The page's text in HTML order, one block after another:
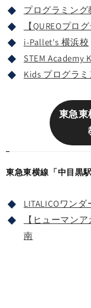
プログラミング
【QUREOプロ
i-Pallet's 横浜校
STEM Academy
Kids プログラ
東急
東急東横線「中目黒
LITALICOワン
【ヒューマン
南